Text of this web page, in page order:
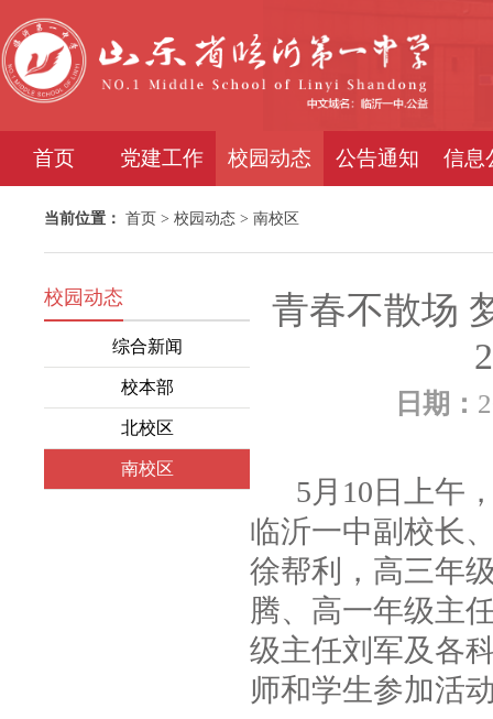
首页 党建工作 校园动态 公告通知 信息
当前位置： 首页 > 校园动态 > 南校区
校园动态
综合新闻
校本部
北校区
南校区
青春不散场
日期：
5月10日上午，
临沂一中副校长
徐帮利，高三年
腾、高一年级主
级主任刘军及各
师和学生参加活